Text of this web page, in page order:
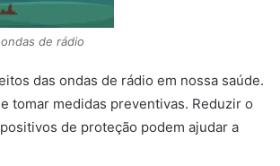
de rádio
das ondas de rádio em nossa saúde.
tomar medidas preventivas. Reduzir o
de proteção podem ajudar a